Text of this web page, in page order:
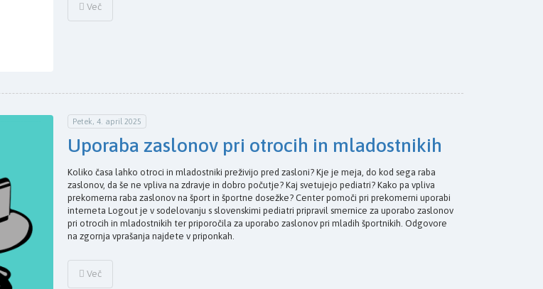
Več
Petek, 4. april 2025
Uporaba zaslonov pri otrocih in mladostnikih
Koliko časa lahko otroci in mladostniki preživijo pred zasloni? Kje je meja, do kod sega raba
zaslonov, da še ne vpliva na zdravje in dobro počutje? Kaj svetujejo pediatri? Kako pa vpliva
prekomerna raba zaslonov na šport in športne dosežke? Center pomoči pri prekomerni uporabi
interneta Logout je v sodelovanju s slovenskimi pediatri pripravil smernice za uporabo zaslonov
pri otrocih in mladostnikih ter priporočila za uporabo zaslonov pri mladih športnikih. Odgovore
na zgornja vprašanja najdete v priponkah.
Več